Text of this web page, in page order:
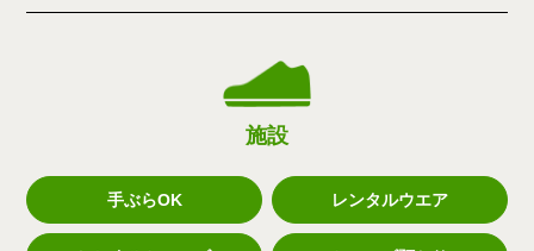
施設
手ぶらOK レンタルウエア